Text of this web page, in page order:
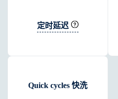
定时延迟
Quick cycles 快洗